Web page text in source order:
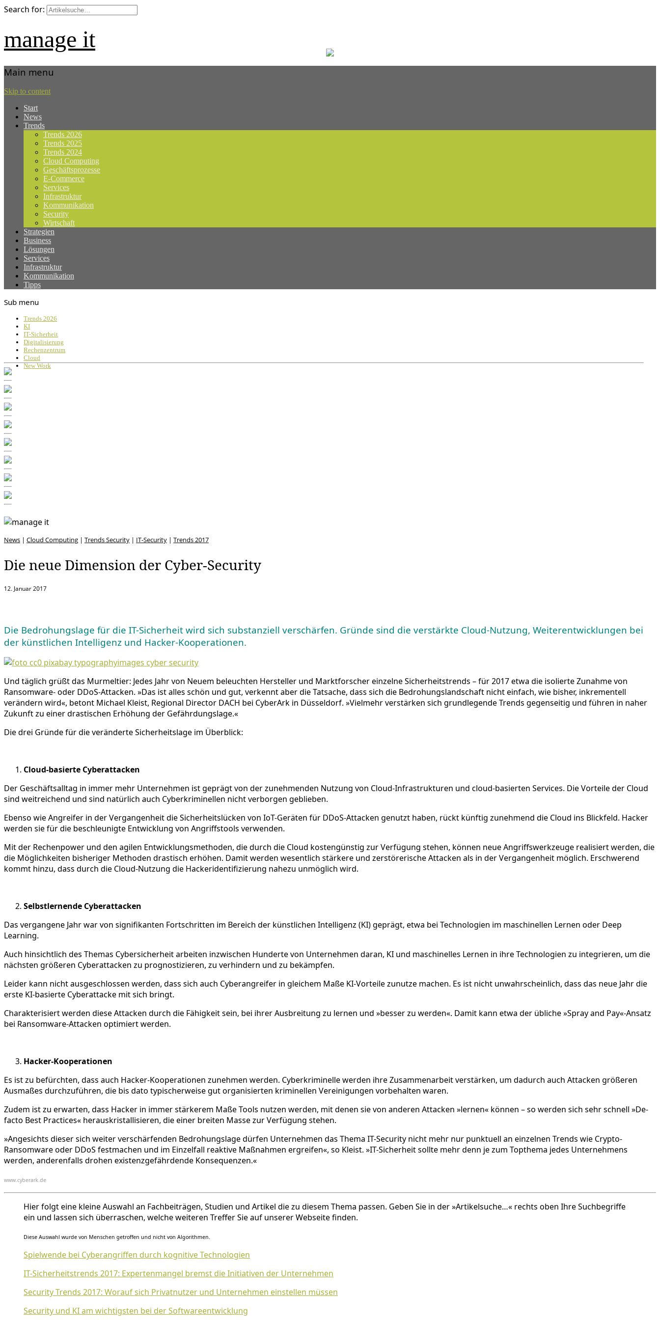
Search for:
manage it
Main menu
Skip to content
Start
News
Trends
Trends 2026
Trends 2025
Trends 2024
Cloud Computing
Geschäftsprozesse
E-Commerce
Services
Infrastruktur
Kommunikation
Security
Wirtschaft
Strategien
Business
Lösungen
Services
Infrastruktur
Kommunikation
Tipps
Sub menu
Trends 2026
KI
IT-Sicherheit
Digitalisierung
Rechenzentrum
Cloud
New Work
News | Cloud Computing | Trends Security | IT-Security | Trends 2017
Die neue Dimension der Cyber-Security
12. Januar 2017
Die Bedrohungslage für die IT-Sicherheit wird sich substanziell verschärfen. Gründe sind die verstärkte Cloud-Nutzung, Weiterentwicklungen bei
der künstlichen Intelligenz und Hacker-Kooperationen.
Und täglich grüßt das Murmeltier: Jedes Jahr von Neuem beleuchten Hersteller und Marktforscher einzelne Sicherheitstrends – für 2017 etwa die isolierte Zunahme von
Ransomware- oder DDoS-Attacken. »Das ist alles schön und gut, verkennt aber die Tatsache, dass sich die Bedrohungslandschaft nicht einfach, wie bisher, inkrementell
verändern wird«, betont Michael Kleist, Regional Director DACH bei CyberArk in Düsseldorf. »Vielmehr verstärken sich grundlegende Trends gegenseitig und führen in naher
Zukunft zu einer drastischen Erhöhung der Gefährdungslage.«
Die drei Gründe für die veränderte Sicherheitslage im Überblick:
Cloud-basierte Cyberattacken
Der Geschäftsalltag in immer mehr Unternehmen ist geprägt von der zunehmenden Nutzung von Cloud-Infrastrukturen und cloud-basierten Services. Die Vorteile der Cloud
sind weitreichend und sind natürlich auch Cyberkriminellen nicht verborgen geblieben.
Ebenso wie Angreifer in der Vergangenheit die Sicherheitslücken von IoT-Geräten für DDoS-Attacken genutzt haben, rückt künftig zunehmend die Cloud ins Blickfeld. Hacker
werden sie für die beschleunigte Entwicklung von Angriffstools verwenden.
Mit der Rechenpower und den agilen Entwicklungsmethoden, die durch die Cloud kostengünstig zur Verfügung stehen, können neue Angriffswerkzeuge realisiert werden, die
die Möglichkeiten bisheriger Methoden drastisch erhöhen. Damit werden wesentlich stärkere und zerstörerische Attacken als in der Vergangenheit möglich. Erschwerend
kommt hinzu, dass durch die Cloud-Nutzung die Hackeridentifizierung nahezu unmöglich wird.
Selbstlernende Cyberattacken
Das vergangene Jahr war von signifikanten Fortschritten im Bereich der künstlichen Intelligenz (KI) geprägt, etwa bei Technologien im maschinellen Lernen oder Deep
Learning.
Auch hinsichtlich des Themas Cybersicherheit arbeiten inzwischen Hunderte von Unternehmen daran, KI und maschinelles Lernen in ihre Technologien zu integrieren, um die
nächsten größeren Cyberattacken zu prognostizieren, zu verhindern und zu bekämpfen.
Leider kann nicht ausgeschlossen werden, dass sich auch Cyberangreifer in gleichem Maße KI-Vorteile zunutze machen. Es ist nicht unwahrscheinlich, dass das neue Jahr die
erste KI-basierte Cyberattacke mit sich bringt.
Charakterisiert werden diese Attacken durch die Fähigkeit sein, bei ihrer Ausbreitung zu lernen und »besser zu werden«. Damit kann etwa der übliche »Spray and Pay«-Ansatz
bei Ransomware-Attacken optimiert werden.
Hacker-Kooperationen
Es ist zu befürchten, dass auch Hacker-Kooperationen zunehmen werden. Cyberkriminelle werden ihre Zusammenarbeit verstärken, um dadurch auch Attacken größeren
Ausmaßes durchzuführen, die bis dato typischerweise gut organisierten kriminellen Vereinigungen vorbehalten waren.
Zudem ist zu erwarten, dass Hacker in immer stärkerem Maße Tools nutzen werden, mit denen sie von anderen Attacken »lernen« können – so werden sich sehr schnell »De-
facto Best Practices« herauskristallisieren, die einer breiten Masse zur Verfügung stehen.
»Angesichts dieser sich weiter verschärfenden Bedrohungslage dürfen Unternehmen das Thema IT-Security nicht mehr nur punktuell an einzelnen Trends wie Crypto-
Ransomware oder DDoS festmachen und im Einzelfall reaktive Maßnahmen ergreifen«, so Kleist. »IT-Sicherheit sollte mehr denn je zum Topthema jedes Unternehmens
werden, anderenfalls drohen existenzgefährdende Konsequenzen.«
www.cyberark.de
Hier folgt eine kleine Auswahl an Fachbeiträgen, Studien und Artikel die zu diesem Thema passen. Geben Sie in der »Artikelsuche…« rechts oben Ihre Suchbegriffe
ein und lassen sich überraschen, welche weiteren Treffer Sie auf unserer Webseite finden.
Diese Auswahl wurde von Menschen getroffen und nicht von Algorithmen.
Spielwende bei Cyberangriffen durch kognitive Technologien
IT-Sicherheitstrends 2017: Expertenmangel bremst die Initiativen der Unternehmen
Security Trends 2017: Worauf sich Privatnutzer und Unternehmen einstellen müssen
Security und KI am wichtigsten bei der Softwareentwicklung